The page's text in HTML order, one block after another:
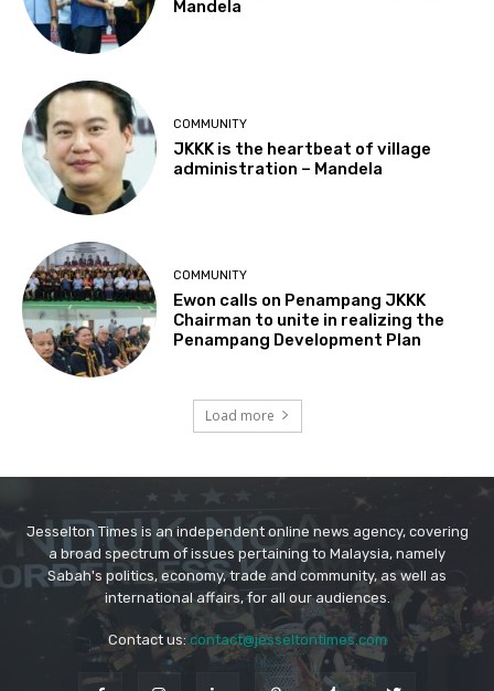
Jesselton Times is an independent online news agency, covering
a broad spectrum of issues pertaining to Malaysia, namely
Sabah's politics, economy, trade and community, as well as
international affairs, for all our audiences.
Contact us: contact@jesseltontimes.com